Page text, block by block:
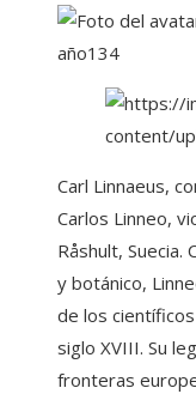
año134
Carl Linnaeus,
Carlos Linneo,
Råshult, Suecia.
y botánico,
de los
siglo XVIII. Su
fronteras